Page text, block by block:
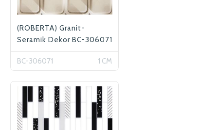
(ROBERTA) Granit-
Seramik Dekor BC-306071
BC-306071 1 CM